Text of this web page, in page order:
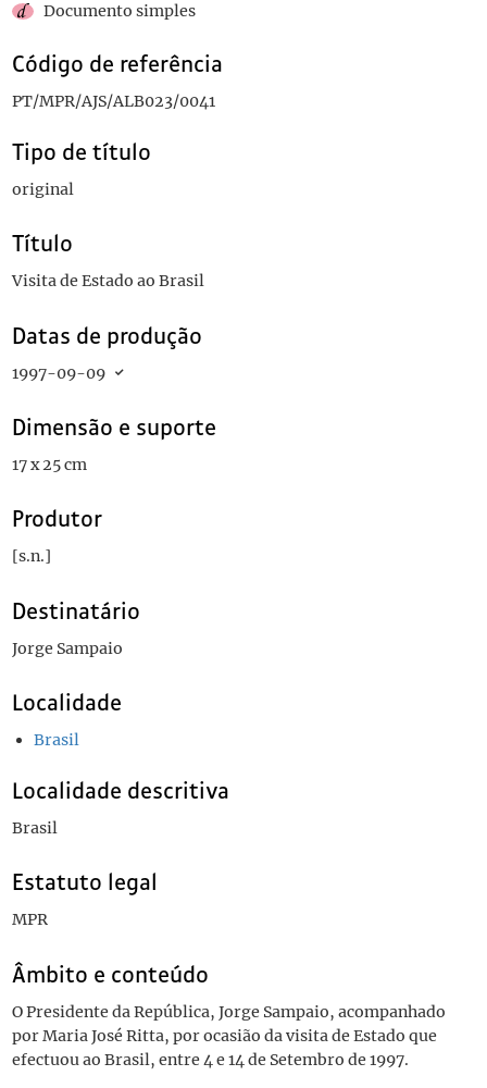
Documento simples
Código de referência
PT/MPR/AJS/ALB023/0041
Tipo de título
original
Título
Visita de Estado ao Brasil
Datas de produção
1997-09-09
Dimensão e suporte
17 x 25 cm
Produtor
[s.n.]
Destinatário
Jorge Sampaio
Localidade
Brasil
Localidade descritiva
Brasil
Estatuto legal
MPR
Âmbito e conteúdo
O Presidente da República, Jorge Sampaio, acompanhado
por Maria José Ritta, por ocasião da visita de Estado que
efectuou ao Brasil, entre 4 e 14 de Setembro de 1997.